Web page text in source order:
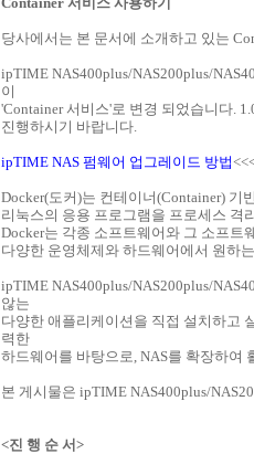
당사에서는 본 문서에 소개하고 있는
ipTIME NAS400plus/NAS200plus/
이
'Container 서비스'로 변경 되었습니다.
진행하시기 바랍니다.
ipTIME NAS 펌웨어 업그레이드 방법
Docker(도커)는 컨테이너(Container) 기
리눅스의 응용 프로그램을 프로세스 격
Docker는 각종 소프트웨어와 그 소프트
다양한 운영체제와 하드웨어에서 원하
ipTIME NAS400plus/NAS200plus/
않는
다양한 애플리케이션을 직접 설치하고
력한
하드웨어를 바탕으로, NAS를 확장하여
본 게시물은 ipTIME NAS400plus/
<진 행 순 서>